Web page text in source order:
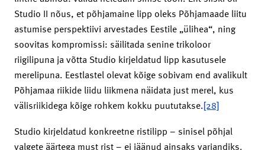
Studio II nõus, et põhjamaine lipp oleks Põhjamaade liitu
astumise perspektiivi arvestades Eestile „ülihea“, ning
soovitas kompromissi: säilitada senine trikoloor
riigilipuna ja võtta Studio kirjeldatud lipp kasutusele
merelipuna. Eestlastel olevat kõige sobivam end avalikult
Põhjamaa riikide liidu liikmena näidata just merel, kus
välisriikidega kõige rohkem kokku puututakse.[28]
Studio kirjeldatud konkreetne ristilipp – sinisel põhjal
valgete äärtega must rist – ei jäänud ainsaks variandiks.